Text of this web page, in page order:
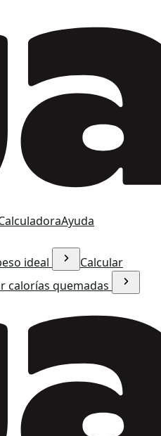
Ayuda
ideal
Calcular
calorías quemadas